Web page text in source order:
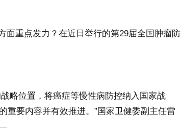
重点发力？在近日举行的第29届全国肿瘤防
略位置，将癌症等慢性病防控纳入国家战
重要内容并有效推进。”国家卫健委副主任雷